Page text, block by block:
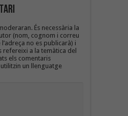
És necessària la
(nom, cognom i correu
no es publicarà) i
refereixi a la temàtica del
els comentaris
un llenguatge